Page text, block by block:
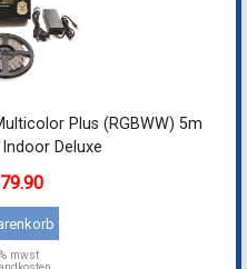
Plus (RGBWW) 5m
Deluxe
mwst